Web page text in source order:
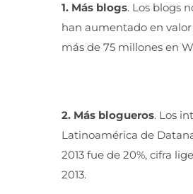
1. Más blogs. Los blogs
han aumentado en
más de 75 millones en
2. Más blogueros. Los
Latinoamérica de
2013 fue de 20%, cifra
2013.